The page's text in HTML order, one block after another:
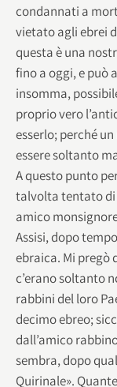
condannati a
vietato agli ebrei
questa è una
fino a oggi, e può
insomma,
proprio vero
esserlo; perché
essere soltanto
A questo punto
talvolta tentato di
amico
Assisi, dopo
ebraica. Mi pregò
c’erano soltanto
rabbini del loro
decimo ebreo;
dall’amico
sembra, dopo
Quirinale».